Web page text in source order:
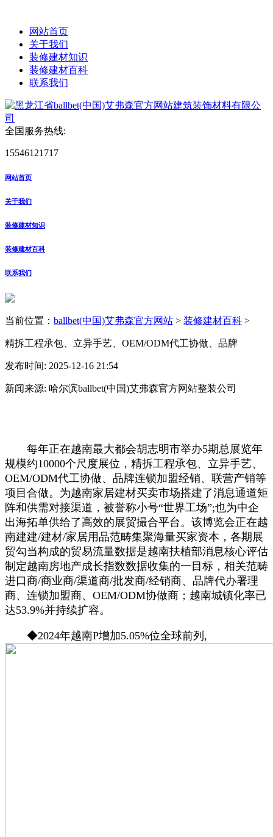
网站首页
关于我们
装修建材知识
装修建材百科
联系我们
全国服务热线:
15546121717
网站首页
关于我们
装修建材知识
装修建材百科
联系我们
当前位置： ballbet(中国)艾弗森官方网站 > 装修建材百科 >
精拆工程承包、立异手艺、OEM/ODM代工协做、品牌
发布时间: 2025-12-16 21:54
新闻来源: 哈尔滨ballbet(中国)艾弗森官方网站整装公司
每年正在越南最大都会胡志明市举办5期总展览年
规模约10000个尺度展位，精拆工程承包、立异手艺、
OEM/ODM代工协做、品牌连锁加盟经销、联营产销等
项目合做。为越南家居建材买卖市场搭建了消息通道矩
阵和供需对接渠道，被誉称小号“世界工场”;也为中企
出海拓单供给了高效的展贸撮合平台。该博览会正在越
南建建/建材/家居用品范畴集聚海量买家资本，各期展
贸勾当构成的贸易流量数据是越南扶植部消息核心评估
制定越南房地产成长指数数据收集的一目标，相关范畴
进口商/商业商/渠道商/批发商/经销商、品牌代办署理
商、连锁加盟商、OEM/ODM协做商；越南城镇化率已
达53.9%并持续扩容。
◆2024年越南P增加5.05%位全球前列,